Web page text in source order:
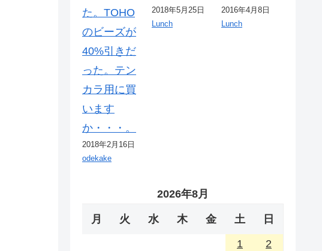
た。TOHO
のビーズが
40%引きだ
った。テン
カラ用に買
います
か・・・。
2018年2月16日
odekake
2018年5月25日
Lunch
2016年4月8日
Lunch
2026年8月
月 火 水 木 金 土 日
1
2